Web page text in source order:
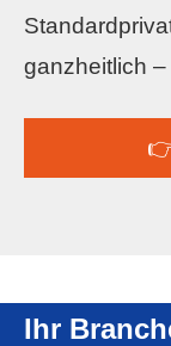
ganzheitlich
Ihr